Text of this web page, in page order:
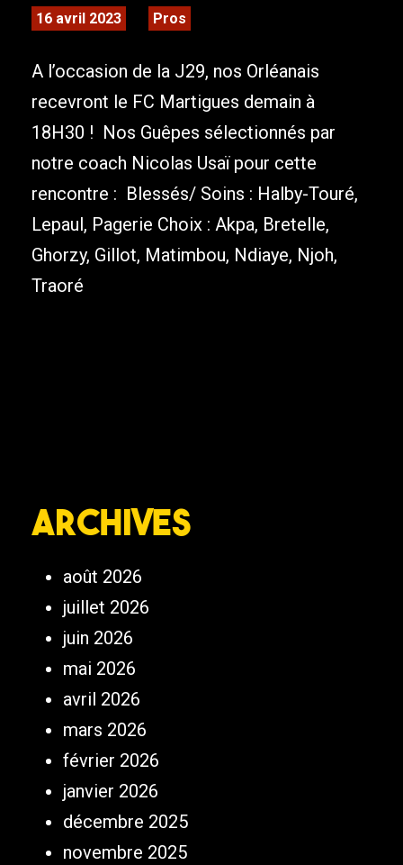
16 avril 2023 Pros
A l’occasion de la J29, nos Orléanais
recevront le FC Martigues demain à
18H30 ! Nos Guêpes sélectionnés par
notre coach Nicolas Usaï pour cette
rencontre : Blessés/ Soins : Halby-Touré,
Lepaul, Pagerie Choix : Akpa, Bretelle,
Ghorzy, Gillot, Matimbou, Ndiaye, Njoh,
Traoré
Archives
août 2026
juillet 2026
juin 2026
mai 2026
avril 2026
mars 2026
février 2026
janvier 2026
décembre 2025
novembre 2025